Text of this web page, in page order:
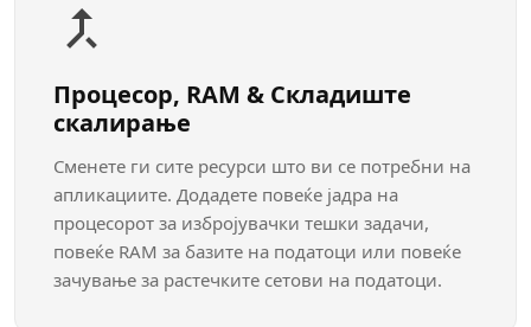
Процесор, RAM & Складиште
скалирање
Сменете ги сите ресурси што ви се потребни на
апликациите. Додадете повеќе јадра на
процесорот за избројувачки тешки задачи,
повеќе RAM за базите на податоци или повеќе
зачување за растечките сетови на податоци.